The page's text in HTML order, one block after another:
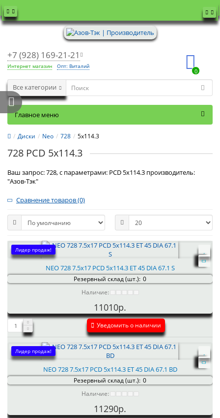
+7 (928) 169-21-21
Интернет магазин Опт: Виталий
0
Все категории
Главное меню
Диски Neo 728 5x114.3
728 PCD 5x114.3
Ваш запрос: 728, с параметрами: PCD 5x114.3 производитель:
"Азов-Тэк"
Сравнение товаров (0)
Лидер продаж!
NEO 728 7.5x17 PCD 5x114.3 ET 45 DIA 67.1 S
Резервный склад (шт.): 0
Наличие:
11010р.
Уведомить о наличии
Лидер продаж!
NEO 728 7.5x17 PCD 5x114.3 ET 45 DIA 67.1 BD
Резервный склад (шт.): 0
Наличие:
11290р.